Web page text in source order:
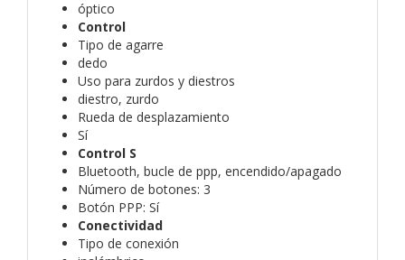
óptico
Control
Tipo de agarre
dedo
Uso para zurdos y diestros
diestro, zurdo
Rueda de desplazamiento
Sí
Control S
Bluetooth, bucle de ppp, encendido/apagado
Número de botones: 3
Botón PPP: Sí
Conectividad
Tipo de conexión